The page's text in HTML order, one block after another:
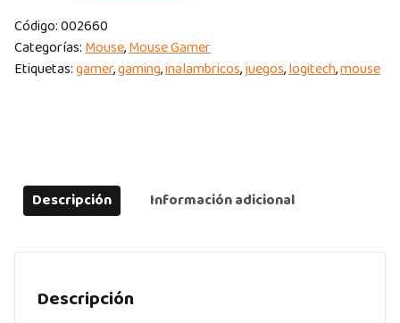
2
LIGHTSPEED
WHITE
quantity
Código:002660
Categorías:Mouse,Mouse Gamer
Etiquetas:gamer,gaming,inalambricos,juegos,logitech,mouse
Descripción Información adicional
Descripción